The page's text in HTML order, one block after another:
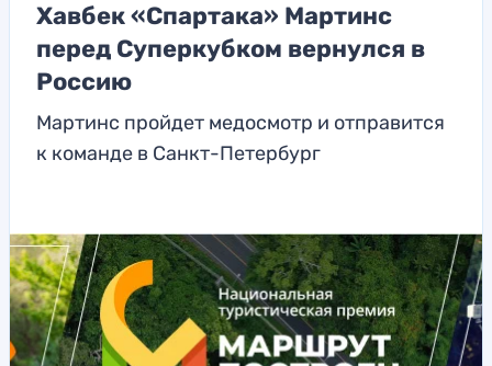
Хавбек «Спартака» Мартинс
перед Суперкубком вернулся в
Россию
Мартинс пройдет медосмотр и отправится
к команде в Санкт-Петербург